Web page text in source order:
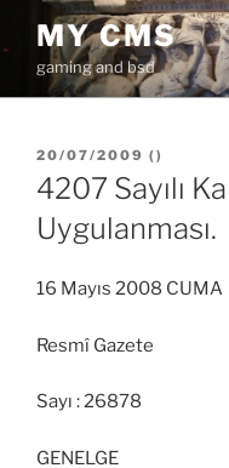
İçeriğe
MY CMS
gaming and bsd
YAYIM
TARIHI
20/07/2009 ( )
4207 Sayılı
Uygulanması.
16 Mayıs 2008 CUMA
Resmî Gazete
Sayı : 26878
GENELGE